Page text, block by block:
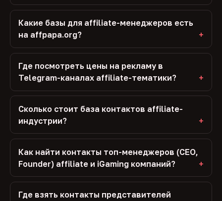
Какие базы для affiliate-менеджеров есть
на affpapa.org?
Где посмотреть цены на рекламу в
Telegram-каналах affiliate-тематики?
Сколько стоит база контактов affiliate-
индустрии?
Как найти контакты топ-менеджеров (CEO,
Founder) affiliate и iGaming компаний?
Где взять контакты представителей